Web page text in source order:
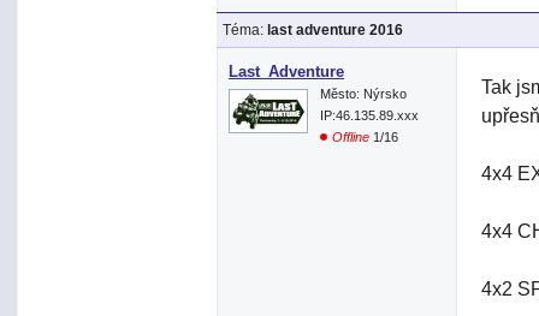
Téma: last adventure 2016
Last_Adventure
Město: Nýrsko
IP:46.135.89.xxx
Offline 1/16
Tak
4x4
4x4
4x2